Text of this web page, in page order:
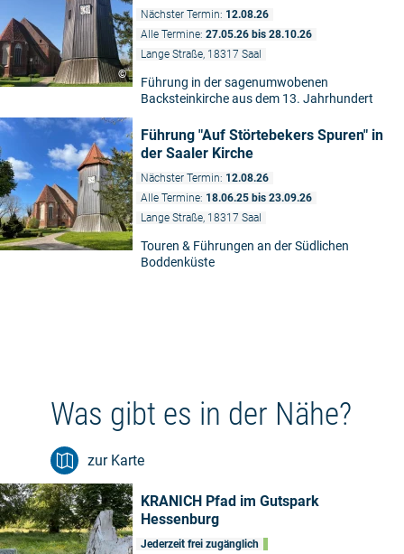
©
Nächster Termin: 12.08.26
Alle Termine: 27.05.26 bis 28.10.26
Lange Straße, 18317 Saal
Führung in der sagenumwobenen
Backsteinkirche aus dem 13. Jahrhundert
Führung "Auf Störtebekers Spuren" in
der Saaler Kirche
Nächster Termin: 12.08.26
Alle Termine: 18.06.25 bis 23.09.26
Lange Straße, 18317 Saal
Touren & Führungen an der Südlichen
Boddenküste
Was gibt es in der Nähe?
zur Karte
KRANICH Pfad im Gutspark
Hessenburg
Jederzeit frei zugänglich